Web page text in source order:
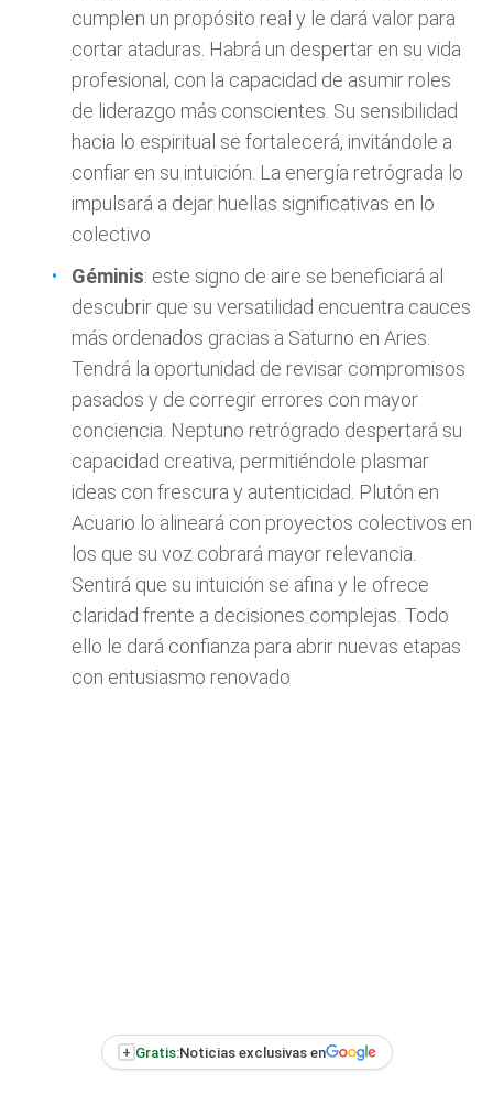
cumplen un propósito real y le dará valor para
cortar ataduras. Habrá un despertar en su vida
profesional, con la capacidad de asumir roles
de liderazgo más conscientes. Su sensibilidad
hacia lo espiritual se fortalecerá, invitándole a
confiar en su intuición. La energía retrógrada lo
impulsará a dejar huellas significativas en lo
colectivo
Géminis: este signo de aire se beneficiará al
descubrir que su versatilidad encuentra cauces
más ordenados gracias a Saturno en Aries.
Tendrá la oportunidad de revisar compromisos
pasados y de corregir errores con mayor
conciencia. Neptuno retrógrado despertará su
capacidad creativa, permitiéndole plasmar
ideas con frescura y autenticidad. Plutón en
Acuario lo alineará con proyectos colectivos en
los que su voz cobrará mayor relevancia.
Sentirá que su intuición se afina y le ofrece
claridad frente a decisiones complejas. Todo
ello le dará confianza para abrir nuevas etapas
con entusiasmo renovado
+ Gratis:Noticias exclusivas en